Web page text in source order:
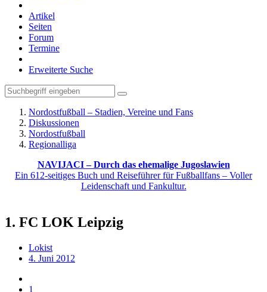
Artikel
Seiten
Forum
Termine
Erweiterte Suche
Nordostfußball – Stadien, Vereine und Fans
Diskussionen
Nordostfußball
Regionalliga
NAVIJACI – Durch das ehemalige Jugoslawien
Ein 612-seitiges Buch und Reiseführer für Fußballfans – Voller
Leidenschaft und Fankultur.
1. FC LOK Leipzig
Lokist
4. Juni 2012
1